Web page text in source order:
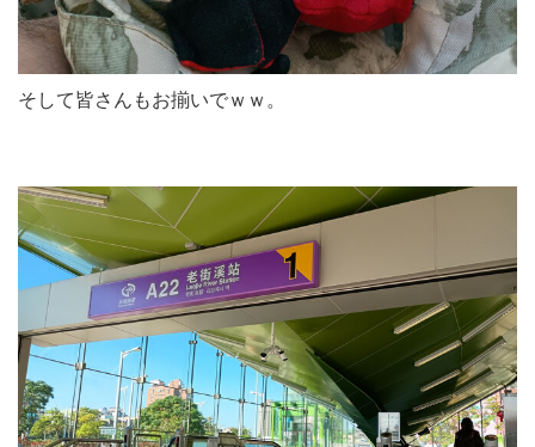
そして皆さんもお揃いでｗｗ。